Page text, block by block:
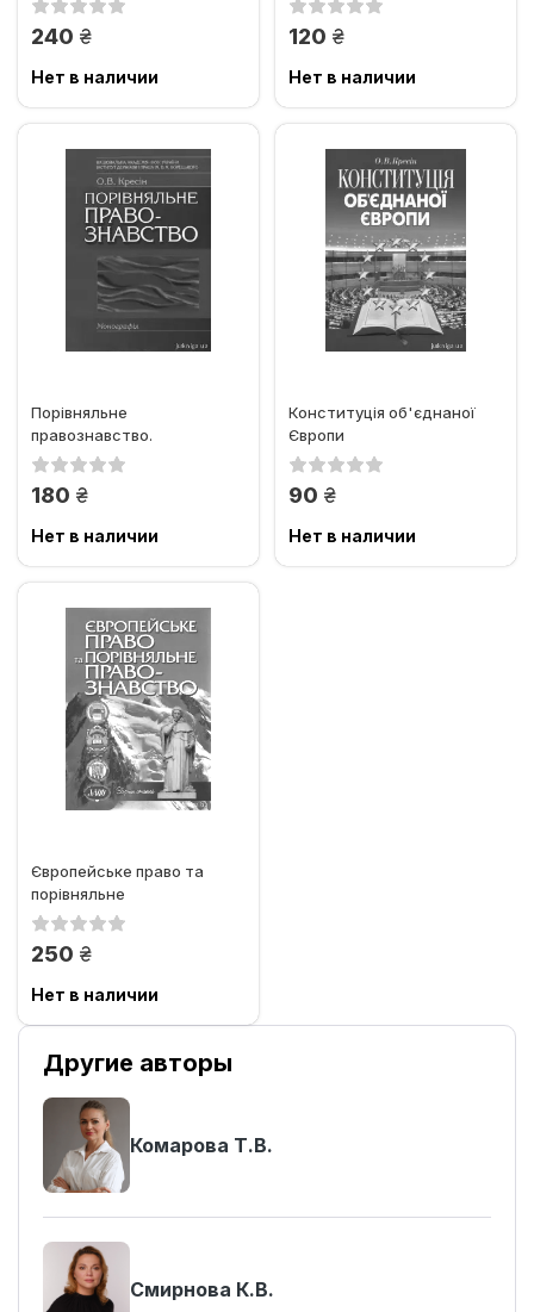
240 грн.
Нет в наличии
120 грн.
Нет в наличии
Порівняльне
правознавство.
Монографія
180 грн.
Нет в наличии
Конституція об'єднаної
Європи
90 грн.
Нет в наличии
Європейське право та
порівняльне
правознавство: Збірник
250 грн.
Нет в наличии
Другие авторы
Комарова Т.В.
Смирнова К.В.